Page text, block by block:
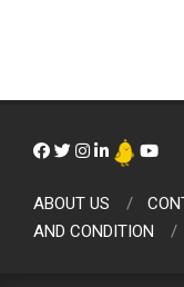
ABOUT US
AND CONDITION